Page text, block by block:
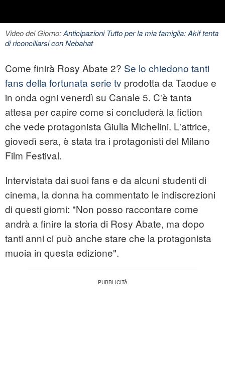
Video del Giorno:Anticipazioni Tutto per la mia famiglia: Akif tenta
di riconciliarsi con Nebahat
Come finirà Rosy Abate 2? Se lo chiedono tanti
fans della fortunata serie tv prodotta da Taodue e
in onda ogni venerdì su Canale 5. C'è tanta
attesa per capire come si concluderà la fiction
che vede protagonista Giulia Michelini. L'attrice,
giovedì sera, è stata tra i protagonisti del Milano
Film Festival.
Intervistata dai suoi fans e da alcuni studenti di
cinema, la donna ha commentato le indiscrezioni
di questi giorni: "Non posso raccontare come
andrà a finire la storia di Rosy Abate, ma dopo
tanti anni ci può anche stare che la protagonista
muoia in questa edizione".